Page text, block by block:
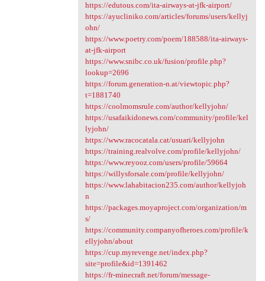
https://edutous.com/ita-airways-at-jfk-airport/
https://ayucliniko.com/articles/forums/users/kellyj
ohn/
https://www.poetry.com/poem/188588/ita-airways-
at-jfk-airport
https://www.snibc.co.uk/fusion/profile.php?
lookup=2696
https://forum.generation-n.at/viewtopic.php?
t=1881740
https://coolmomsrule.com/author/kellyjohn/
https://usafaikidonews.com/community/profile/kel
lyjohn/
https://www.racocatala.cat/usuari/kellyjohn
https://training.realvolve.com/profile/kellyjohn/
https://www.reyooz.com/users/profile/59664
https://willysforsale.com/profile/kellyjohn/
https://www.lahabitacion235.com/author/kellyjoh
n
https://packages.moyaproject.com/organization/m
s/
https://community.companyofheroes.com/profile/k
ellyjohn/about
https://cup.myrevenge.net/index.php?
site=profile&id=1391462
https://fr-minecraft.net/forum/message-